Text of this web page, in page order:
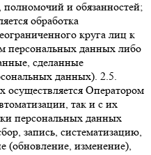
и обязанностей;
обработка
круга лиц к
персональных данных либо
сделанные
данных). 2.5.
осуществляется Оператором
так и с их
персональных данных
запись, систематизацию,
(обновление, изменение),